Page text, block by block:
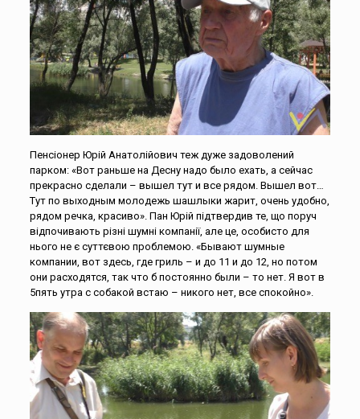
Пенсіонер Юрій Анатолійович теж дуже задоволений
парком: «Вот раньше на Десну надо было ехать, а сейчас
прекрасно сделали – вышел тут и все рядом. Вышел вот…
Тут по выходным молодежь шашлыки жарит, очень удобно,
рядом речка, красиво». Пан Юрій підтвердив те, що поруч
відпочивають різні шумні компанії, але це, особисто для
нього не є суттєвою проблемою. «Бывают шумные
компании, вот здесь, где гриль – и до 11 и до 12, но потом
они расходятся, так что б постоянно были – то нет. Я вот в
5пять утра с собакой встаю – никого нет, все спокойно».